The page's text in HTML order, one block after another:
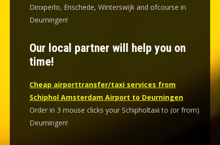
Dinxperlo, Enschede, Winterswijk and ofcourse in
Deurningen!
Our local partner will help you on
time!
Cheap airporttransfer/taxi services from
Schiphol Amsterdam Airport to Deurningen
Order in 3 mouse clicks your Schipholtaxi to (or from)
Deurningen!